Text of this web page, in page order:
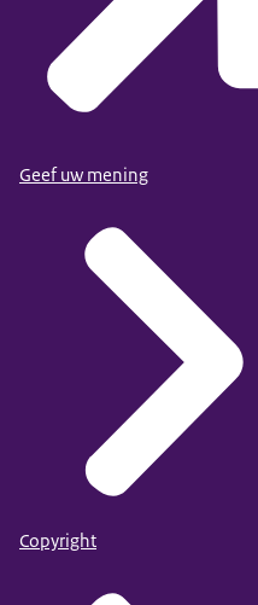
Geef uw mening
Copyright